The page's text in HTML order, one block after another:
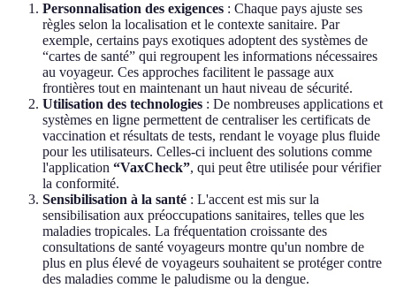
Personnalisation des exigences : Chaque pays ajuste ses
règles selon la localisation et le contexte sanitaire. Par
exemple, certains pays exotiques adoptent des systèmes de
“cartes de santé” qui regroupent les informations nécessaires
au voyageur. Ces approches facilitent le passage aux
frontières tout en maintenant un haut niveau de sécurité.
Utilisation des technologies : De nombreuses applications et
systèmes en ligne permettent de centraliser les certificats de
vaccination et résultats de tests, rendant le voyage plus fluide
pour les utilisateurs. Celles-ci incluent des solutions comme
l'application “VaxCheck”, qui peut être utilisée pour vérifier
la conformité.
Sensibilisation à la santé : L'accent est mis sur la
sensibilisation aux préoccupations sanitaires, telles que les
maladies tropicales. La fréquentation croissante des
consultations de santé voyageurs montre qu'un nombre de
plus en plus élevé de voyageurs souhaitent se protéger contre
des maladies comme le paludisme ou la dengue.